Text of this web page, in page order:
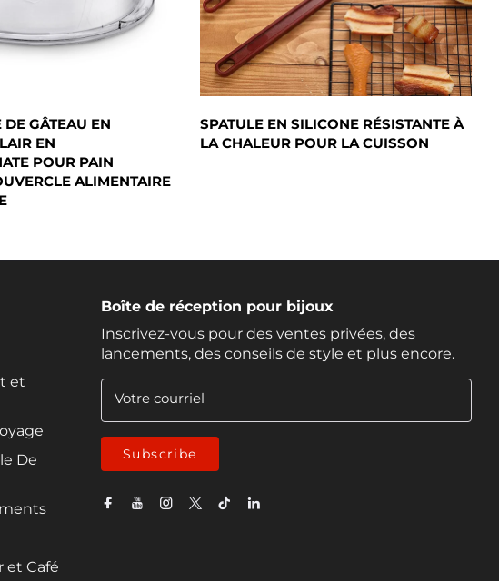
GÂTEAU EN
EN
POUR PAIN
ALIMENTAIRE
SPATULE EN SILICONE RÉSISTANTE À
LA CHALEUR POUR LA CUISSON
et
De
et Café
Boîte de réception pour bijoux
Inscrivez-vous pour des ventes privées, des
lancements, des conseils de style et plus encore.
Votre courriel
Subscribe